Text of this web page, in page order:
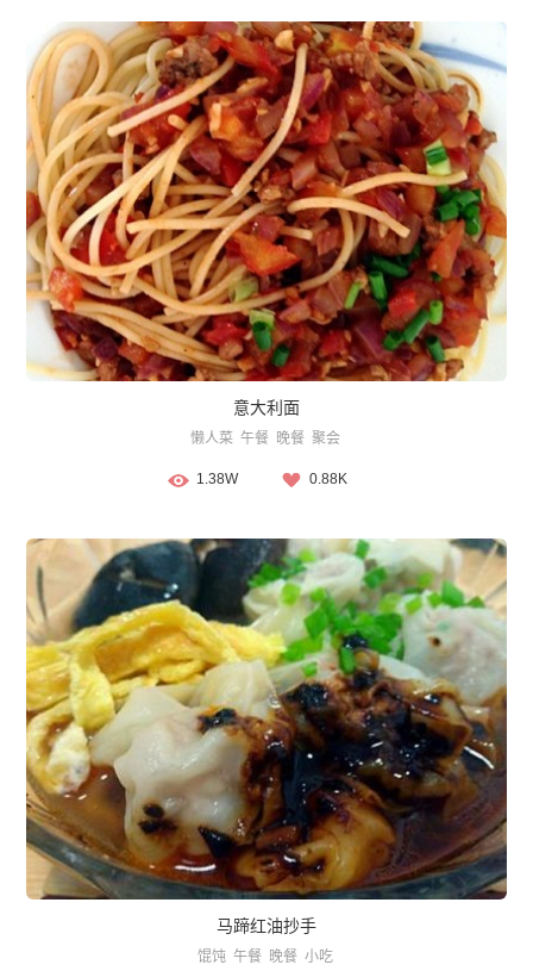
意大利面
懒人菜 午餐 晚餐 聚会
1.38W 0.88K
马蹄红油抄手
馄饨 午餐 晚餐 小吃